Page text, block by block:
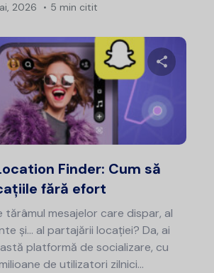
2026 5 min citit
Finder: Cum să
fără efort
tărâmul mesajelor care dispar, al
și... al partajării locației? Da, ai
platformă de socializare, cu
de utilizatori zilnici...